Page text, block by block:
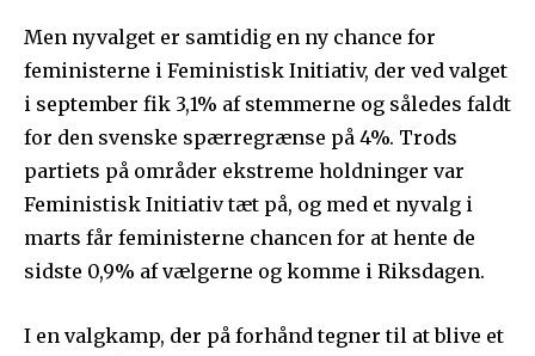
Men nyvalget er samtidig en ny chance for
feministerne i Feministisk Initiativ, der ved valget
i september fik 3,1% af stemmerne og således faldt
for den svenske spærregrænse på 4%. Trods
partiets på områder ekstreme holdninger var
Feministisk Initiativ tæt på, og med et nyvalg i
marts får feministerne chancen for at hente de
sidste 0,9% af vælgerne og komme i Riksdagen.
I en valgkamp, der på forhånd tegner til at blive et